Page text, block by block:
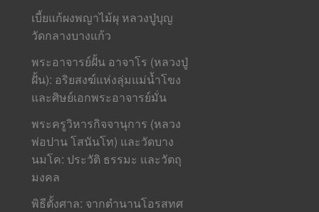
เบี้ยแก้ผงพญาไม้ผุ หลวงปู่บุญ
วัดกลางบางแก้ว
พระอาจารย์ฝั้น อาจาโร (หลวงปู่
ฝั้น): อริยสงฆ์แห่งลุ่มแม่น้ำโขง
และศิษย์เอกพระอาจารย์มั่น
พระครูวิหารกิจจานุการ (หลวง
พ่อปาน โสนันโท) และวัดบาง
นมโค: ประวัติ ธรรมะ และวัตถุ
มงคล
พิธีตั้งศาล: จากตำนานโอรสทศ